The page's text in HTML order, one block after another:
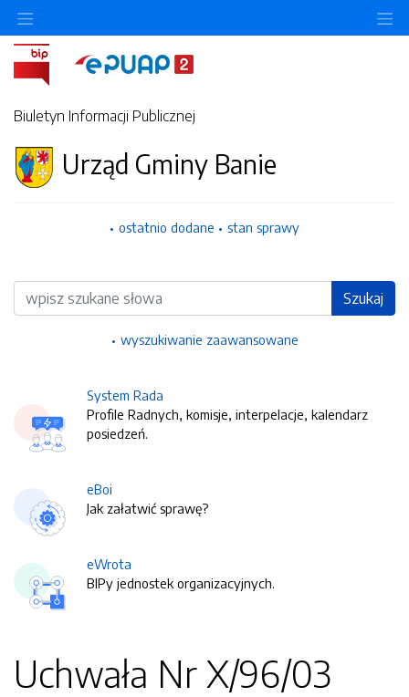
Biuletyn Informacji Publicznej
Urząd Gminy Banie
ostatnio dodane stan sprawy
Wyszukiwarka Szukaj
wyszukiwanie zaawansowane
System Rada
Profile Radnych, komisje, interpelacje, kalendarz
posiedzeń.
eBoi
Jak załatwić sprawę?
eWrota
BIPy jednostek organizacyjnych.
Uchwała Nr X/96/03